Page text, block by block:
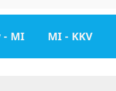
- MI MI - KKV